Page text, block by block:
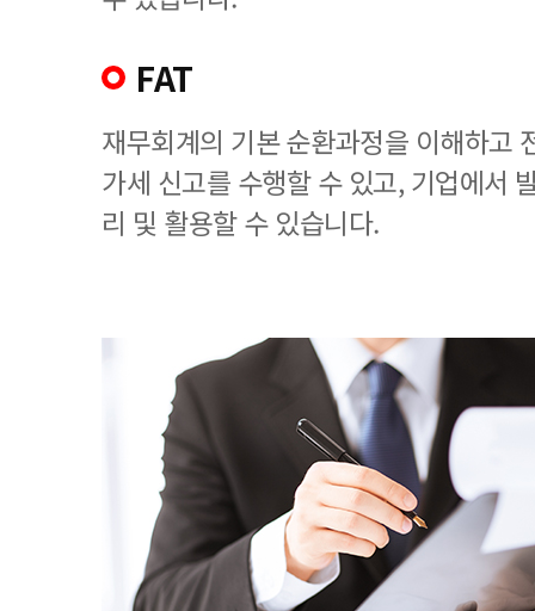
FAT
재무회계의 기본 순환과정을 이해하고
가세 신고를 수행할 수 있고, 기업에서
리 및 활용할 수 있습니다.